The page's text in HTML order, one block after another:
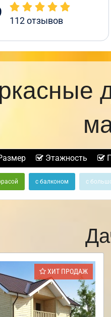
112отзывов
Этажность
с балконом с
ХИТ ПРОДАЖ